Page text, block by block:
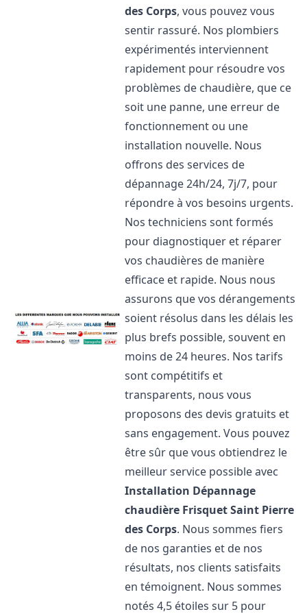
des Corps, vous pouvez vous
sentir rassuré. Nos plombiers
expérimentés interviennent
rapidement pour résoudre vos
problèmes de chaudière, que ce
soit une panne, une erreur de
fonctionnement ou une
installation nouvelle. Nous
offrons des services de
dépannage 24h/24, 7j/7, pour
répondre à vos besoins urgents.
Nos techniciens sont formés
pour diagnostiquer et réparer
vos chaudières de manière
efficace et rapide. Nous nous
assurons que vos dérangements
soient résolus dans les délais les
plus brefs possible, souvent en
moins de 24 heures. Nos tarifs
sont compétitifs et
transparents, nous vous
proposons des devis gratuits et
sans engagement. Vous pouvez
être sûr que vous obtiendrez le
meilleur service possible avec
Installation Dépannage
chaudière FrisquetSaint Pierre
des Corps. Nous sommes fiers
de nos garanties et de nos
résultats, nos clients satisfaits
en témoignent. Nous sommes
notés 4,5 étoiles sur 5 pour